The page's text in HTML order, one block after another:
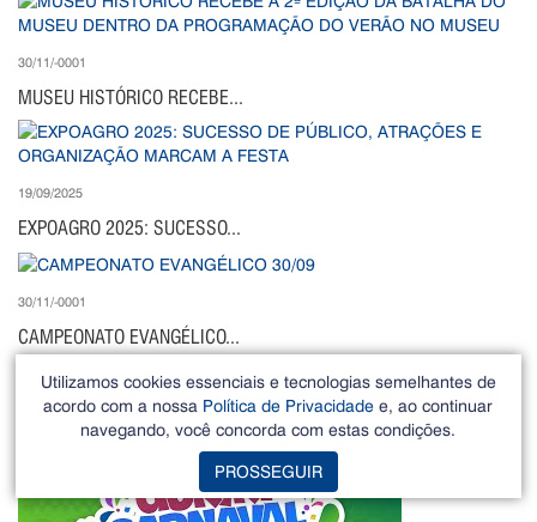
30/11/-0001
MUSEU HISTÓRICO RECEBE...
19/09/2025
EXPOAGRO 2025: SUCESSO...
30/11/-0001
CAMPEONATO EVANGÉLICO...
TV PREFEITURA - VÍDEOS[+]
Utilizamos cookies essenciais e tecnologias semelhantes de
acordo com a nossa Política de Privacidade e, ao continuar
navegando, você concorda com estas condições.
PROSSEGUIR